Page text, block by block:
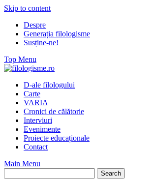
Skip to content
Despre
Generația filologisme
Susține-ne!
Top Menu
D-ale filologului
Carte
VARIA
Cronici de călătorie
Interviuri
Evenimente
Proiecte educaționale
Contact
Main Menu